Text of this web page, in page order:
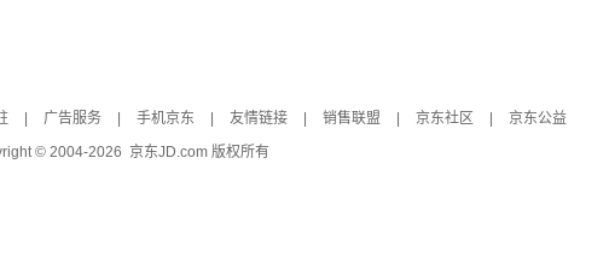
广告服务 手机京东 友情链接 销售联盟 京东社区
京东公益
© 2004-2026 京东JD.com 版权所有